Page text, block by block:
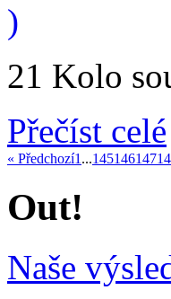
)
21 Kolo
Přečíst celé
« Předchozí1 ...145146147
Out!
Naše